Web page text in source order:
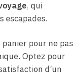
, qui
escapades.
pour ne pas
Optez pour
d’un